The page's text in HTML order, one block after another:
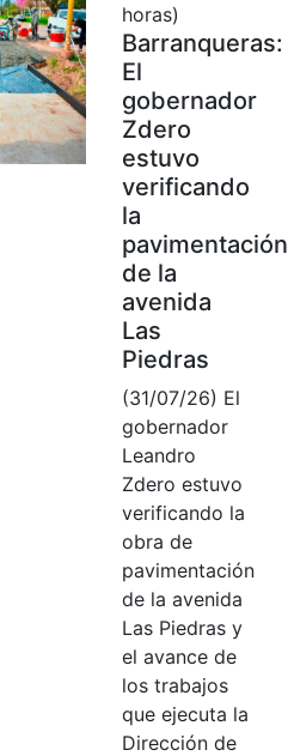
horas)
Barranqueras:
El
gobernador
Zdero
estuvo
verificando
la
pavimentación
de la
avenida
Las
Piedras
(31/07/26) El
gobernador
Leandro
Zdero estuvo
verificando la
obra de
pavimentación
de la avenida
Las Piedras y
el avance de
los trabajos
que ejecuta la
Dirección de